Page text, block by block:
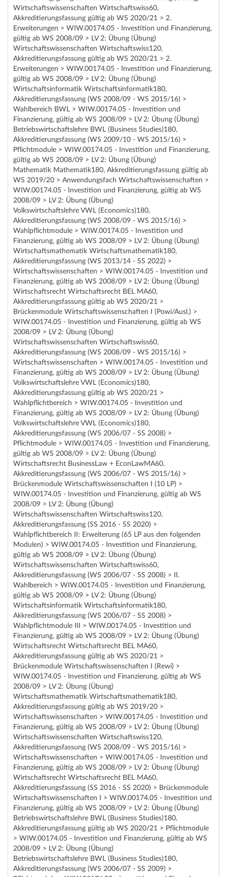
Wirtschaftswissenschaften Wirtschaftswiss60,
Akkreditierungsfassung gültig ab WS 2020/21 > 2.
Erweiterungen > WIW.00174.05 - Investition und Finanzierung,
gültig ab WS 2008/09 > LV 2: Übung (Übung)
Wirtschaftswissenschaften Wirtschaftswiss120,
Akkreditierungsfassung gültig ab WS 2020/21 > 2.
Erweiterungen > WIW.00174.05 - Investition und Finanzierung,
gültig ab WS 2008/09 > LV 2: Übung (Übung)
Wirtschaftsinformatik Wirtschaftsinformatik180,
Akkreditierungsfassung (WS 2008/09 - WS 2015/16) >
Wahlbereich BWL > WIW.00174.05 - Investition und
Finanzierung, gültig ab WS 2008/09 > LV 2: Übung (Übung)
Betriebswirtschaftslehre BWL (Business Studies)180,
Akkreditierungsfassung (WS 2009/10 - WS 2015/16) >
Pflichtmodule > WIW.00174.05 - Investition und Finanzierung,
gültig ab WS 2008/09 > LV 2: Übung (Übung)
Mathematik Mathematik180, Akkreditierungsfassung gültig ab
WS 2019/20 > Anwendungsfach Wirtschaftswissenschaften >
WIW.00174.05 - Investition und Finanzierung, gültig ab WS
2008/09 > LV 2: Übung (Übung)
Volkswirtschaftslehre VWL (Economics)180,
Akkreditierungsfassung (WS 2008/09 - WS 2015/16) >
Wahlpflichtmodule > WIW.00174.05 - Investition und
Finanzierung, gültig ab WS 2008/09 > LV 2: Übung (Übung)
Wirtschaftsmathematik Wirtschaftsmathematik180,
Akkreditierungsfassung (WS 2013/14 - SS 2022) >
Wirtschaftswissenschaften > WIW.00174.05 - Investition und
Finanzierung, gültig ab WS 2008/09 > LV 2: Übung (Übung)
Wirtschaftsrecht Wirtschaftsrecht BEL MA60,
Akkreditierungsfassung gültig ab WS 2020/21 >
Brückenmodule Wirtschaftswissenschaften I (Powi/Ausl.) >
WIW.00174.05 - Investition und Finanzierung, gültig ab WS
2008/09 > LV 2: Übung (Übung)
Wirtschaftswissenschaften Wirtschaftswiss60,
Akkreditierungsfassung (WS 2008/09 - WS 2015/16) >
Wirtschaftswissenschaften > WIW.00174.05 - Investition und
Finanzierung, gültig ab WS 2008/09 > LV 2: Übung (Übung)
Volkswirtschaftslehre VWL (Economics)180,
Akkreditierungsfassung gültig ab WS 2020/21 >
Wahlpflichtbereich > WIW.00174.05 - Investition und
Finanzierung, gültig ab WS 2008/09 > LV 2: Übung (Übung)
Volkswirtschaftslehre VWL (Economics)180,
Akkreditierungsfassung (WS 2006/07 - SS 2008) >
Pflichtmodule > WIW.00174.05 - Investition und Finanzierung,
gültig ab WS 2008/09 > LV 2: Übung (Übung)
Wirtschaftsrecht BusinessLaw + EconLawMA60,
Akkreditierungsfassung (WS 2006/07 - WS 2015/16) >
Brückenmodule Wirtschaftswissenschaften I (10 LP) >
WIW.00174.05 - Investition und Finanzierung, gültig ab WS
2008/09 > LV 2: Übung (Übung)
Wirtschaftswissenschaften Wirtschaftswiss120,
Akkreditierungsfassung (SS 2016 - SS 2020) >
Wahlpflichtbereich II: Erweiterung (65 LP aus den folgenden
Modulen) > WIW.00174.05 - Investition und Finanzierung,
gültig ab WS 2008/09 > LV 2: Übung (Übung)
Wirtschaftswissenschaften Wirtschaftswiss60,
Akkreditierungsfassung (WS 2006/07 - SS 2008) > II.
Wahlbereich > WIW.00174.05 - Investition und Finanzierung,
gültig ab WS 2008/09 > LV 2: Übung (Übung)
Wirtschaftsinformatik Wirtschaftsinformatik180,
Akkreditierungsfassung (WS 2006/07 - SS 2008) >
Wahlpflichtmodule III > WIW.00174.05 - Investition und
Finanzierung, gültig ab WS 2008/09 > LV 2: Übung (Übung)
Wirtschaftsrecht Wirtschaftsrecht BEL MA60,
Akkreditierungsfassung gültig ab WS 2020/21 >
Brückenmodule Wirtschaftswissenschaften I (Rewi) >
WIW.00174.05 - Investition und Finanzierung, gültig ab WS
2008/09 > LV 2: Übung (Übung)
Wirtschaftsmathematik Wirtschaftsmathematik180,
Akkreditierungsfassung gültig ab WS 2019/20 >
Wirtschaftswissenschaften > WIW.00174.05 - Investition und
Finanzierung, gültig ab WS 2008/09 > LV 2: Übung (Übung)
Wirtschaftswissenschaften Wirtschaftswiss120,
Akkreditierungsfassung (WS 2008/09 - WS 2015/16) >
Wirtschaftswissenschaften > WIW.00174.05 - Investition und
Finanzierung, gültig ab WS 2008/09 > LV 2: Übung (Übung)
Wirtschaftsrecht Wirtschaftsrecht BEL MA60,
Akkreditierungsfassung (SS 2016 - SS 2020) > Brückenmodule
Wirtschaftswissenschaften I > WIW.00174.05 - Investition und
Finanzierung, gültig ab WS 2008/09 > LV 2: Übung (Übung)
Betriebswirtschaftslehre BWL (Business Studies)180,
Akkreditierungsfassung gültig ab WS 2020/21 > Pflichtmodule
> WIW.00174.05 - Investition und Finanzierung, gültig ab WS
2008/09 > LV 2: Übung (Übung)
Betriebswirtschaftslehre BWL (Business Studies)180,
Akkreditierungsfassung (WS 2006/07 - SS 2009) >